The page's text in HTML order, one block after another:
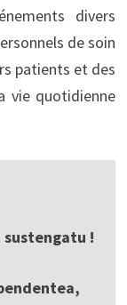
divers
de soin
patients et des
vie quotidienne
sustengatu !